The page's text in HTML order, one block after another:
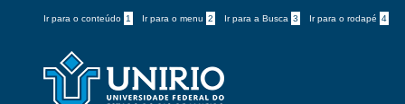
Ir para o conteúdo 1 Ir para o menu 2 Ir para a Busca 3 Ir para o rodapé 4